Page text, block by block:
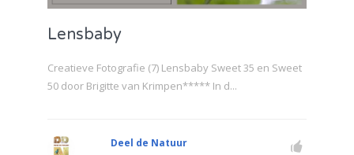
Lensbaby
Creatieve Fotografie (7) Lensbaby Sweet 35 en Sweet
50 door Brigitte van Krimpen***** In d...
Deel de Natuur